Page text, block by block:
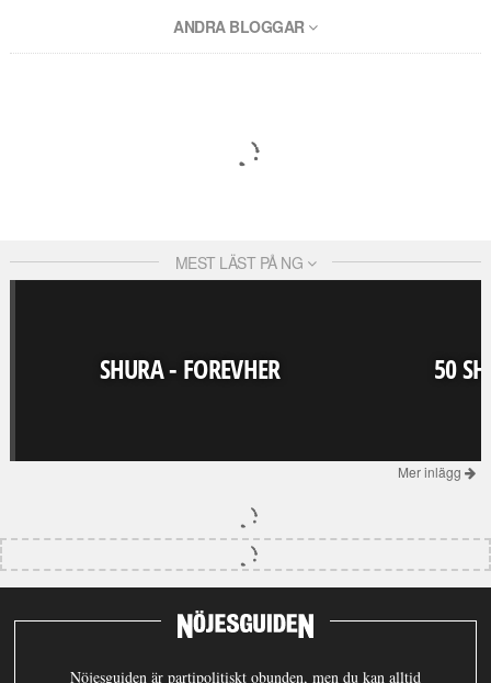
ANDRA BLOGGAR
MEST LÄST PÅ NG
SHURA - FOREVHER 50
Mer inlägg
Nöjesguiden är partipolitiskt obunden, men du kan alltid